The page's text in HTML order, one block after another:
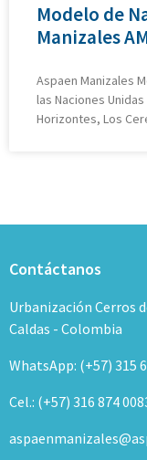
Modelo de
Manizales
Aspaen Manizales
las Naciones
Horizontes, Los
Contáctanos
Urbanización Cerros
Caldas - Colombia
WhatsApp: (+57) 315
Cel.: (+57) 316 874